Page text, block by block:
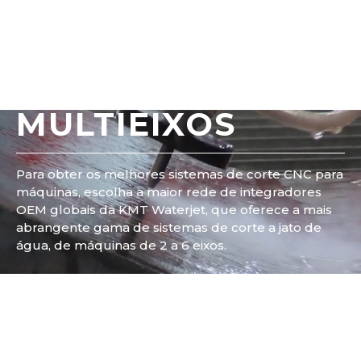
MULTIEIXOS
Para obter os melhores sistemas de corte CNC para
máquinas, escolha a maior rede de integradores
OEM globais da KMT Waterjet, que oferece a mais
abrangente gama de sistemas de corte a jato de
água, de máquinas de 2 a 6 eixos.